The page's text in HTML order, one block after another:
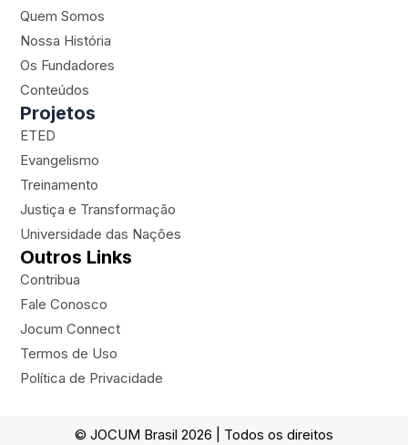
Quem Somos
Nossa História
Os Fundadores
Conteúdos
Projetos
ETED
Evangelismo
Treinamento
Justiça e Transformação
Universidade das Nações
Outros Links
Contribua
Fale Conosco
Jocum Connect
Termos de Uso
Política de Privacidade
© JOCUM Brasil 2026 | Todos os direitos